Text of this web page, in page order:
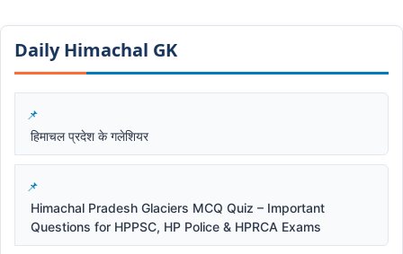
Daily Himachal GK​​
हिमाचल प्रदेश के गलेशियर
Himachal Pradesh Glaciers MCQ Quiz – Important
Questions for HPPSC, HP Police & HPRCA Exams